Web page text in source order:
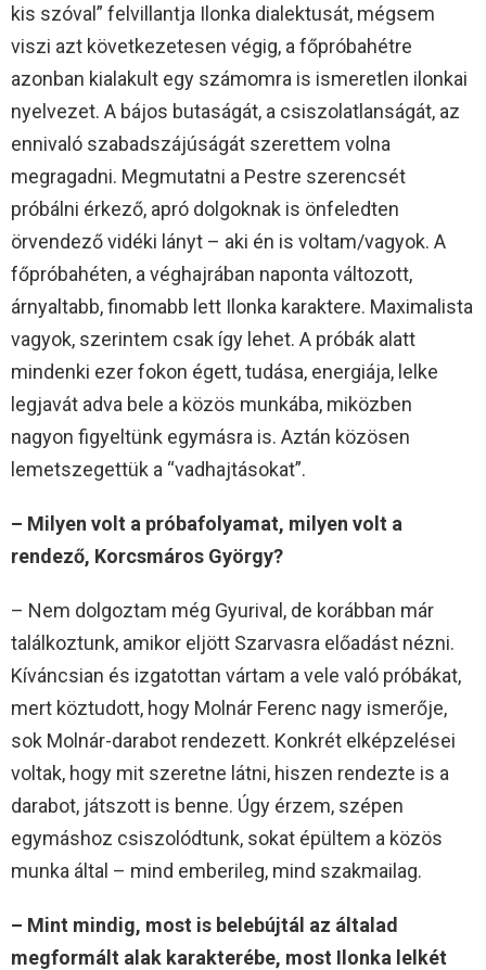
kis szóval” felvillantja Ilonka dialektusát, mégsem
viszi azt következetesen végig, a főpróbahétre
azonban kialakult egy számomra is ismeretlen ilonkai
nyelvezet. A bájos butaságát, a csiszolatlanságát, az
ennivaló szabadszájúságát szerettem volna
megragadni. Megmutatni a Pestre szerencsét
próbálni érkező, apró dolgoknak is önfeledten
örvendező vidéki lányt – aki én is voltam/vagyok. A
főpróbahéten, a véghajrában naponta változott,
árnyaltabb, finomabb lett Ilonka karaktere. Maximalista
vagyok, szerintem csak így lehet. A próbák alatt
mindenki ezer fokon égett, tudása, energiája, lelke
legjavát adva bele a közös munkába, miközben
nagyon figyeltünk egymásra is. Aztán közösen
lemetszegettük a “vadhajtásokat”.
– Milyen volt a próbafolyamat, milyen volt a
rendező, Korcsmáros György?
– Nem dolgoztam még Gyurival, de korábban már
találkoztunk, amikor eljött Szarvasra előadást nézni.
Kíváncsian és izgatottan vártam a vele való próbákat,
mert köztudott, hogy Molnár Ferenc nagy ismerője,
sok Molnár-darabot rendezett. Konkrét elképzelései
voltak, hogy mit szeretne látni, hiszen rendezte is a
darabot, játszott is benne. Úgy érzem, szépen
egymáshoz csiszolódtunk, sokat épültem a közös
munka által – mind emberileg, mind szakmailag.
– Mint mindig, most is belebújtál az általad
megformált alak karakterébe, most Ilonka lelkét